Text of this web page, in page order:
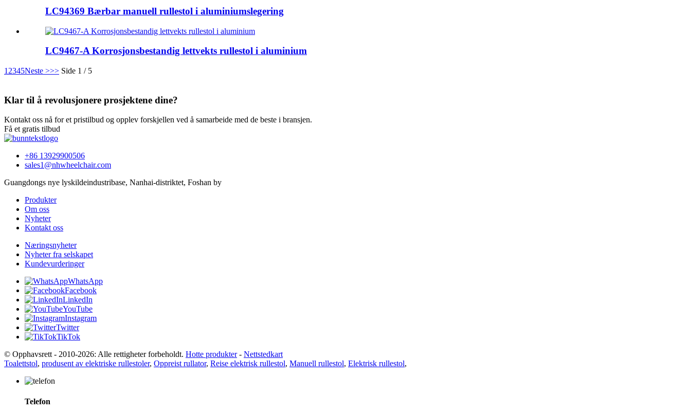
LC94369 Bærbar manuell rullestol i aluminiumslegering
LC9467-A Korrosjonsbestandig lettvekts rullestol i aluminium
1 2345Neste >>> Side 1 / 5
Klar til å revolusjonere prosjektene dine?
Kontakt oss nå for et pristilbud og opplev forskjellen ved å samarbeide med de beste i bransjen.
Få et gratis tilbud
+86 13929900506
sales1@nhwheelchair.com
Guangdongs nye lyskildeindustribase, Nanhai-distriktet, Foshan by
Produkter
Om oss
Nyheter
Kontakt oss
Næringsnyheter
Nyheter fra selskapet
Kundevurderinger
WhatsApp
Facebook
LinkedIn
YouTube
Instagram
Twitter
TikTok
© Opphavsrett - 2010-2026: Alle rettigheter forbeholdt. Hotte produkter- Nettstedkart
Toalettstol, produsent av elektriske rullestoler, Oppreist rullator, Reise elektrisk rullestol, Manuell rullestol, Elektrisk rullestol,
Telefon